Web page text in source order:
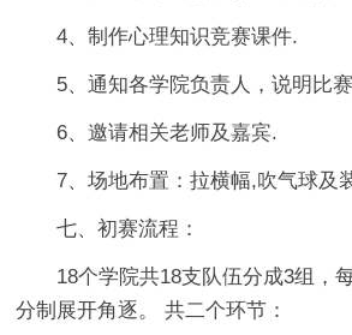
4、制作心理知识竞赛课件.
5、通知各学院负责人，说明比
6、邀请相关老师及嘉宾.
7、场地布置：拉横幅,吹气球及
七、初赛流程：
18个学院共18支队伍分成3组，
分制展开角逐。 共二个环节：